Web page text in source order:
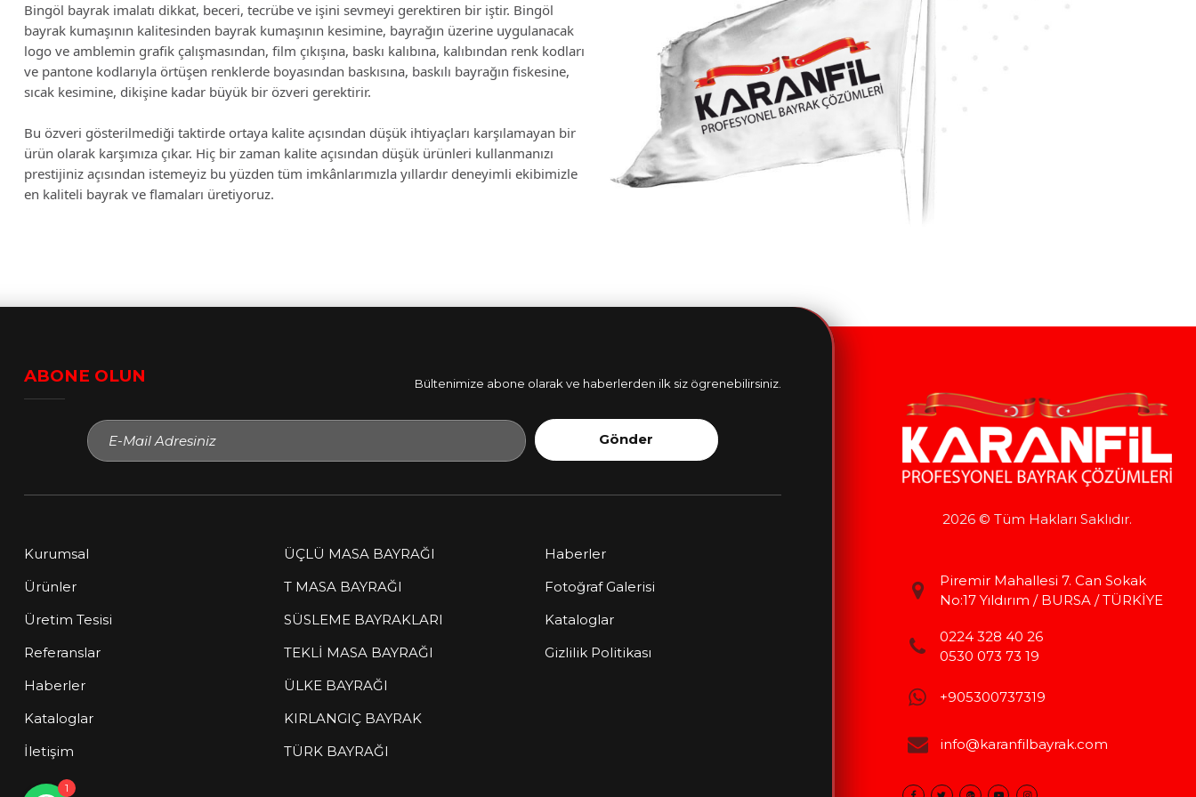
Bingöl bayrak imalatı dikkat, beceri, tecrübe ve işini sevmeyi gerektiren bir iştir. Bingöl
bayrak kumaşının kalitesinden bayrak kumaşının kesimine, bayrağın üzerine uygulanacak
logo ve amblemin grafik çalışmasından, film çıkışına, baskı kalıbına, kalıbından renk kodları
ve pantone kodlarıyla örtüşen renklerde boyasından baskısına, baskılı bayrağın fiskesine,
sıcak kesimine, dikişine kadar büyük bir özveri gerektirir.
Bu özveri gösterilmediği taktirde ortaya kalite açısından düşük ihtiyaçları karşılamayan bir
ürün olarak karşımıza çıkar. Hiç bir zaman kalite açısından düşük ürünleri kullanmanızı
prestijiniz açısından istemeyiz bu yüzden tüm imkânlarımızla yıllardır deneyimli ekibimizle
en kaliteli bayrak ve flamaları üretiyoruz.
2026 © Tüm Hakları Saklıdır.
Piremir Mahallesi 7. Can Sokak
No:17 Yıldırım / BURSA / TÜRKİYE
0224 328 40 26
0530 073 73 19
+905300737319
info@karanfilbayrak.com
ABONE OLUN Bültenimize abone olarak ve haberlerden ilk siz ögrenebilirsiniz.
Gönder
Kurumsal
Ürünler
Üretim Tesisi
Referanslar
Haberler
Kataloglar
İletişim
ÜÇLÜ MASA BAYRAĞI
T MASA BAYRAĞI
SÜSLEME BAYRAKLARI
TEKLİ MASA BAYRAĞI
ÜLKE BAYRAĞI
KIRLANGIÇ BAYRAK
TÜRK BAYRAĞI
Haberler
Fotoğraf Galerisi
Kataloglar
Gizlilik Politikası
1
Müşteri Temsilcisi
Sitemize hoş geldiniz! Size nasıl
yardımcı olabilirim?